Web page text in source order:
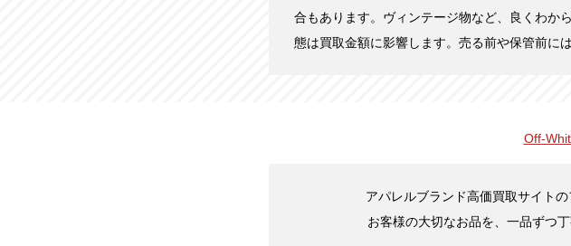
合もあります。ヴィンテージ物など、良くわか
態は買取金額に影響します。売る前や保管前に
Off-
アパレルブランド高価買取サイト
お客様の大切なお品を、一品ずつ